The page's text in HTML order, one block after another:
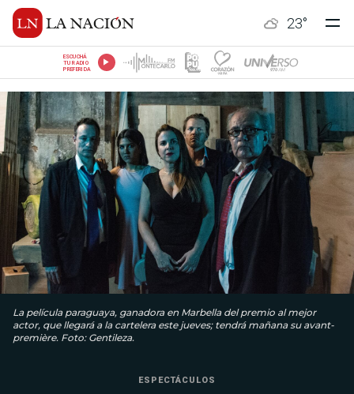
23°
ESCUCHÁ
TU RADIO
PREFERIDA
La película paraguaya, ganadora en Marbella del premio al mejor
actor, que llegará a la cartelera este jueves; tendrá mañana su avant-
première. Foto: Gentileza.
ESPECTÁCULOS